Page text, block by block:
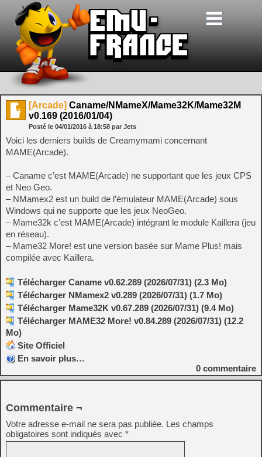
[Arcade] Caname/NMameX/Mame32K/Mame32M
v0.169 (2016/01/04)
Posté le 04/01/2016 à 18:58 par Jets
Voici les derniers builds de Creamymami concernant
MAME(Arcade).
– Caname c’est MAME(Arcade) ne supportant que les jeux CPS
et Neo Geo.
– NMamex2 est un build de l’émulateur MAME(Arcade) sous
Windows qui ne supporte que les jeux NeoGeo.
– Mame32k c’est MAME(Arcade) intégrant le module Kaillera (jeu
en réseau).
– Mame32 More! est une version basée sur Mame Plus! mais
compilée avec Kaillera.
Télécharger Caname v0.62.289 (2026/07/31) (2.3 Mo)
Télécharger NMamex2 v0.289 (2026/07/31) (1.7 Mo)
Télécharger Mame32K v0.67.289 (2026/07/31) (9.4 Mo)
Télécharger MAME32 More! v0.84.289 (2026/07/31) (12.2
Mo)
Site Officiel
En savoir plus…
0 commentaire
Commentaire ¬
Votre adresse e-mail ne sera pas publiée. Les champs
obligatoires sont indiqués avec *